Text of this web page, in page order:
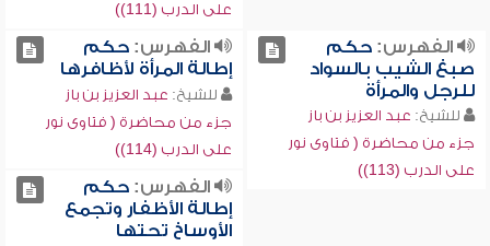
على الدرب (111))
الفهرس:حكم
صبغ الشيب بالسواد
للرجل والمرأة
للشيخ: عبد العزيز بن باز
جزء من محاضرة ( فتاوى نور
على الدرب (113))
الفهرس:حكم
إطالة المرأة لأظافرها
للشيخ: عبد العزيز بن باز
جزء من محاضرة ( فتاوى نور
على الدرب (114))
الفهرس:حكم
إطالة الأظفار وتجمع
الأوساخ تحتها